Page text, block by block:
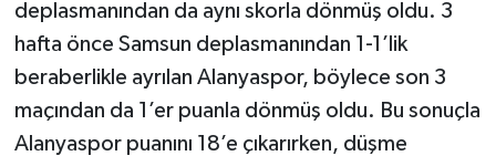
deplasmanından da aynı skorla dönmüş oldu. 3
hafta önce Samsun deplasmanından 1-1’lik
beraberlikle ayrılan Alanyaspor, böylece son 3
maçından da 1’er puanla dönmüş oldu. Bu sonuçla
Alanyaspor puanını 18’e çıkarırken, düşme